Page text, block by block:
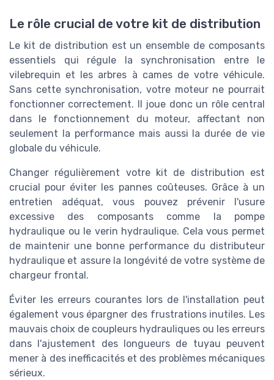
Le rôle crucial de votre kit de distribution
Le kit de distribution est un ensemble de composants
essentiels qui régule la synchronisation entre le
vilebrequin et les arbres à cames de votre véhicule.
Sans cette synchronisation, votre moteur ne pourrait
fonctionner correctement. Il joue donc un rôle central
dans le fonctionnement du moteur, affectant non
seulement la performance mais aussi la durée de vie
globale du véhicule.
Changer régulièrement votre kit de distribution est
crucial pour éviter les pannes coûteuses. Grâce à un
entretien adéquat, vous pouvez prévenir l'usure
excessive des composants comme la pompe
hydraulique ou le verin hydraulique. Cela vous permet
de maintenir une bonne performance du distributeur
hydraulique et assure la longévité de votre système de
chargeur frontal.
Éviter les erreurs courantes lors de l'installation peut
également vous épargner des frustrations inutiles. Les
mauvais choix de coupleurs hydrauliques ou les erreurs
dans l'ajustement des longueurs de tuyau peuvent
mener à des inefficacités et des problèmes mécaniques
sérieux.